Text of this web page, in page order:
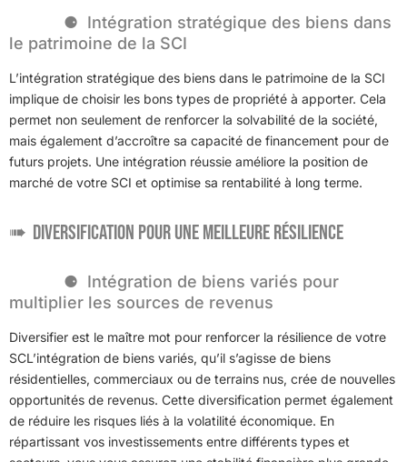
Intégration stratégique des biens dans
le patrimoine de la SCI
L’intégration stratégique des biens dans le patrimoine de la SCI
implique de choisir les bons types de propriété à apporter. Cela
permet non seulement de renforcer la solvabilité de la société,
mais également d’accroître sa capacité de financement pour de
futurs projets. Une intégration réussie améliore la position de
marché de votre SCI et optimise sa rentabilité à long terme.
Diversification pour une meilleure résilience
Intégration de biens variés pour
multiplier les sources de revenus
Diversifier est le maître mot pour renforcer la résilience de votre
SCL’intégration de biens variés, qu’il s’agisse de biens
résidentielles, commerciaux ou de terrains nus, crée de nouvelles
opportunités de revenus. Cette diversification permet également
de réduire les risques liés à la volatilité économique. En
répartissant vos investissements entre différents types et